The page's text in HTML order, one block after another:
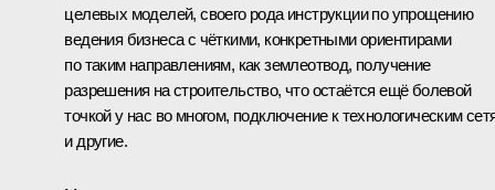
целевых моделей, своего рода инструкции по упрощению
ведения бизнеса с чёткими, конкретными ориентирами
по таким направлениям, как землеотвод, получение
разрешения на строительство, что остаётся ещё болевой
точкой у нас во многом, подключение к технологическим
и другие.